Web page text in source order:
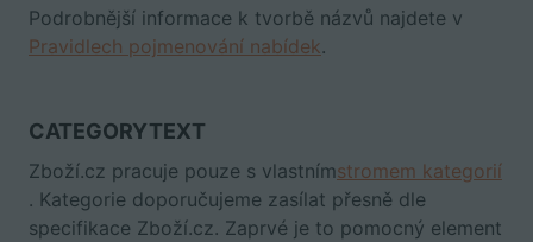
Podrobnější informace k tvorbě názvů najdete v
Pravidlech pojmenování nabídek.
CATEGORYTEXT
Zboží.cz pracuje pouze s vlastnímstromem kategorií
. Kategorie doporučujeme zasílat přesně dle
specifikace Zboží.cz. Zaprvé je to pomocný element